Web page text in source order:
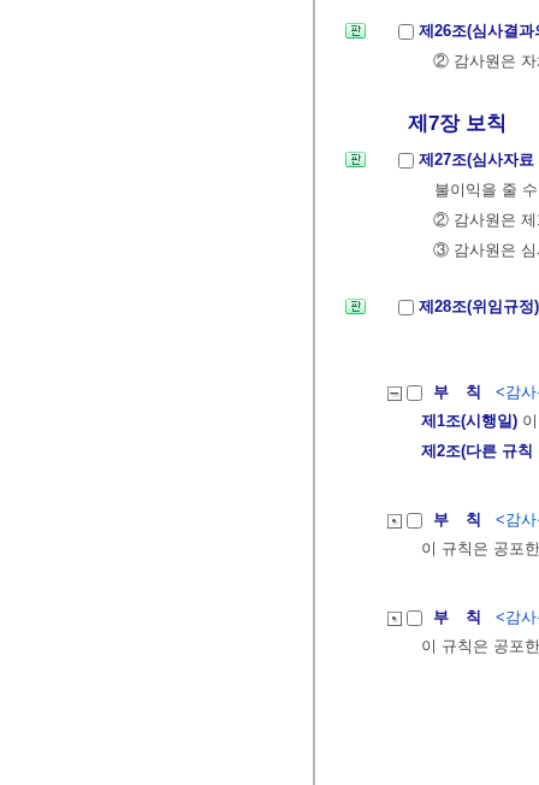
제26조(심사결
② 감사원은 자
제7장 보칙
제27조(심사자
불이익을 줄
② 감사원은 제
③ 감사원은 심
제28조(위임규
부 칙
<감
제1조(시행일)
제2조(다른 규칙
부 칙
<감
이 규칙은 공포
부 칙
<감
이 규칙은 공포